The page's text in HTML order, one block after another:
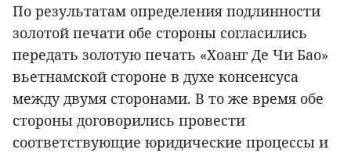
По результатам определения подлинности
золотой печати обе стороны согласились
передать золотую печать «Хоанг Де Чи Бао»
вьетнамской стороне в духе консенсуса
между двумя сторонами. В то же время обе
стороны договорились провести
соответствующие юридические процессы и